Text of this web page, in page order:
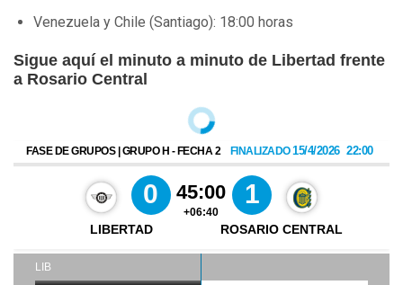
Venezuela y Chile (Santiago): 18:00 horas
Sigue aquí el minuto a minuto de Libertad frente
a Rosario Central